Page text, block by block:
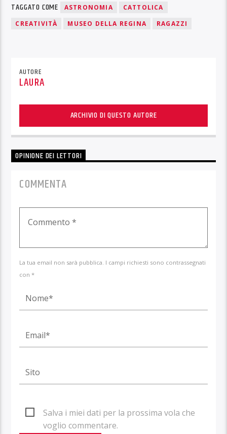
TAGGATO COME ASTRONOMIA
CATTOLICA
CREATIVITÀ
MUSEO DELLA REGINA RAGAZZI
AUTORE
LAURA
ARCHIVIO DI QUESTO AUTORE
OPINIONE DEI LETTORI
COMMENTA
La tua email non sarà pubblica. I campi richiesti sono contrassegnati
con *
Salva i miei dati per la prossima vola che
voglio commentare.